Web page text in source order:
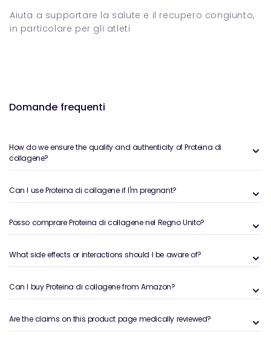
Aiuta a supportare la salute e il recupero congiunto,
in particolare per gli atleti
Domande frequenti
How do we ensure the quality and authenticity of Proteina di
collagene?
Can I use Proteina di collagene if I'm pregnant?
Posso comprare Proteina di collagene nel Regno Unito?
What side effects or interactions should I be aware of?
Can I buy Proteina di collagene from Amazon?
Are the claims on this product page medically reviewed?